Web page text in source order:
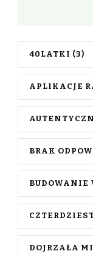
40LATKI (3)
APLIKACJE
BRAK
BUDOWANIE
DOJRZAŁA